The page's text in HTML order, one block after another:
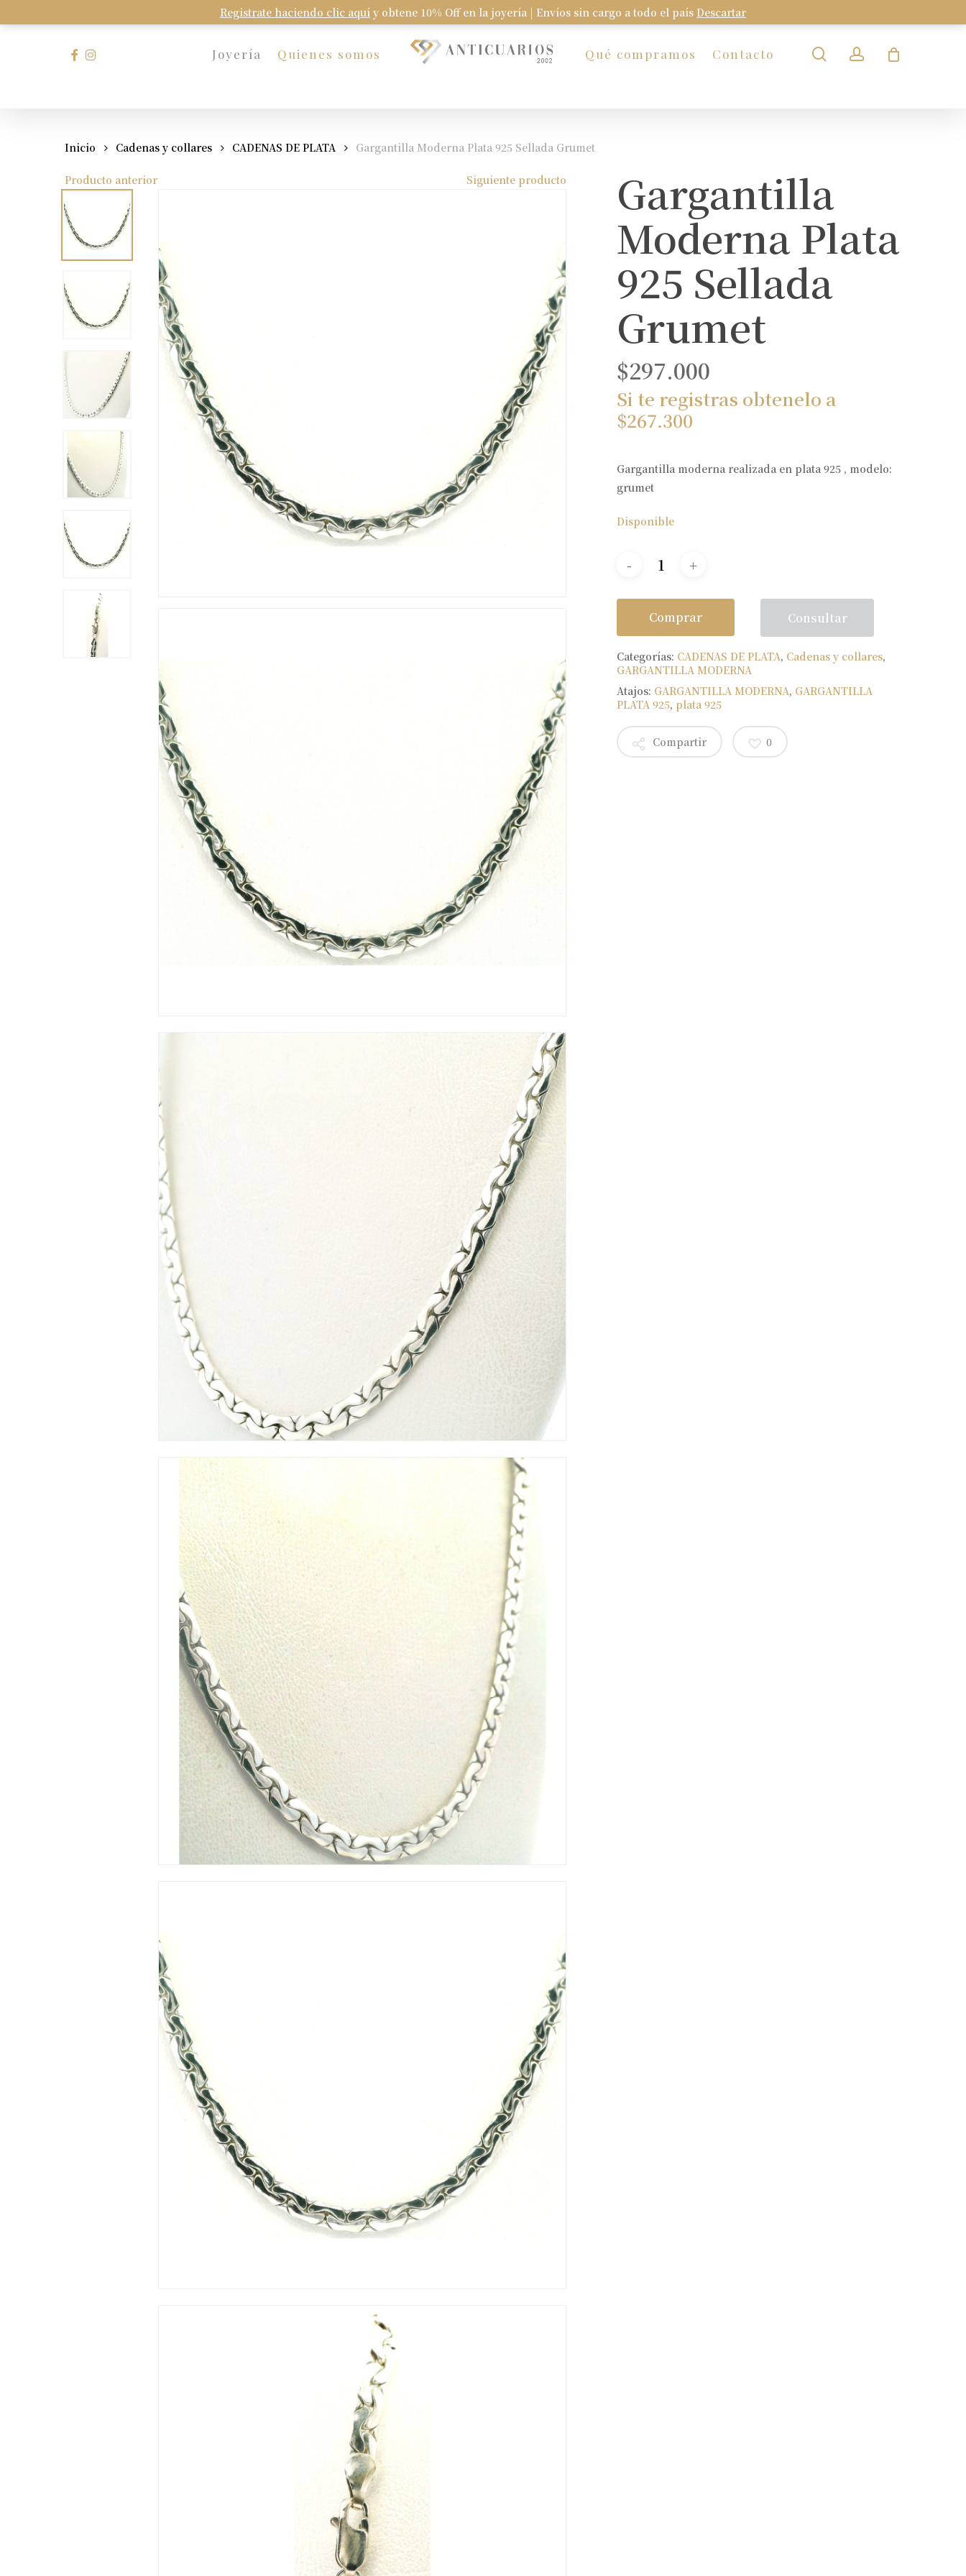
Registrate haciendo clic aquí y obtene 10% Off en la joyería | Envíos sin cargo a todo el país Descartar
to
Joyería Quienes somos Qué compramos Contacto
facebook
instagram searchaccount
Inicio Cadenas y collares CADENAS DE PLATA Gargantilla Moderna Plata 925 Sellada Grumet
Producto anterior Siguiente producto
Gargantilla
Moderna Plata
925 Sellada
Grumet
$297.000
Si te registras obtenelo a
$267.300
Gargantilla moderna realizada en plata 925 , modelo:
grumet
Disponible
Comprar Consultar
Categorías: CADENAS DE PLATA, Cadenas y collares,
GARGANTILLA MODERNA
Atajos: GARGANTILLA MODERNA, GARGANTILLA
PLATA 925, plata 925
Compartir 0